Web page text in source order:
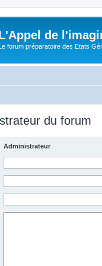
de
forum préparatoire des Etats
du forum
Administrateur